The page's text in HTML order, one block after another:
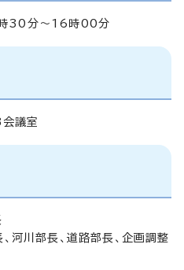
時30分～16時00分
議室
、河川部長、道路部長、企画調整